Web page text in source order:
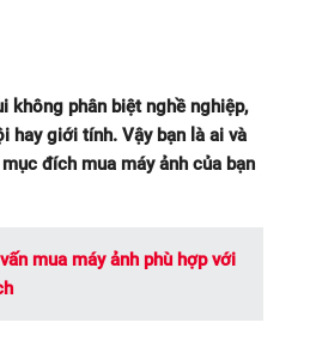
không phân biệt nghề nghiệp,
hay giới tính. Vậy bạn là ai và
đích mua máy ảnh của bạn
mua máy ảnh phù hợp với